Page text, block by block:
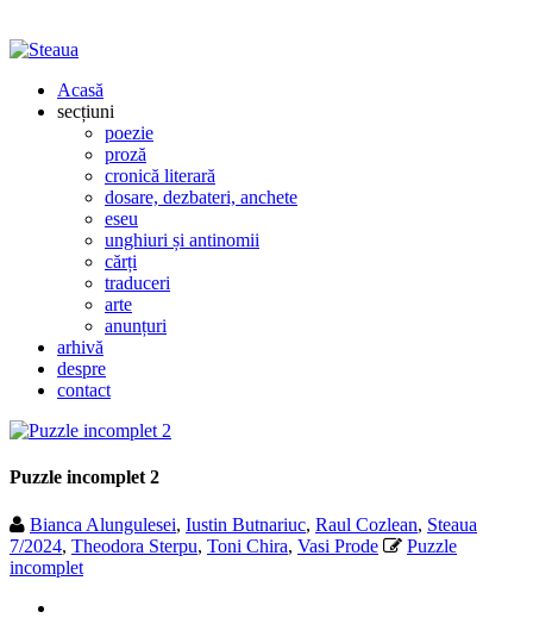
Acasă
secțiuni
poezie
proză
cronică literară
dosare, dezbateri, anchete
eseu
unghiuri și antinomii
cărți
traduceri
arte
anunțuri
arhivă
despre
contact
Puzzle incomplet 2
Bianca Alungulesei, Iustin Butnariuc, Raul Cozlean, Steaua
7/2024, Theodora Sterpu, Toni Chira, Vasi Prode
Puzzle
incomplet